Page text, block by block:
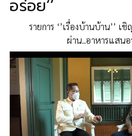
อร่อย‘’
รายการ ‘’เรื่องบ้านบ้าน’’ เ
ผ่าน..อาหารแสนอ